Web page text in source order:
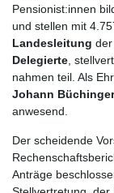
Pensionist:innen
und stellen mit
Landesleitung der
Delegierte ,
nahmen teil. Als
Johann Büchinger
anwesend.
Der scheidende
Anträge